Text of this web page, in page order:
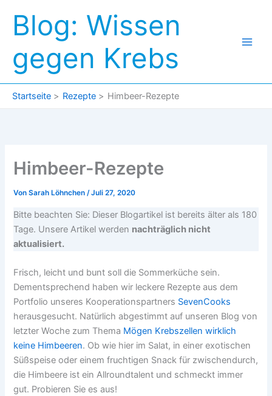
Inhalt
springen
Blog: Wissen
gegen Krebs
Startseite Rezepte Himbeer-Rezepte
Himbeer-Rezepte
VonSarah Löhnchen/Juli 27, 2020
Bitte beachten Sie: Dieser Blogartikel ist bereits älter als 180
Tage. Unsere Artikel werden nachträglich nicht
aktualisiert.
Frisch, leicht und bunt soll die Sommerküche sein.
Dementsprechend haben wir leckere Rezepte aus dem
Portfolio unseres Kooperationspartners SevenCooks
herausgesucht. Natürlich abgestimmt auf unseren Blog von
letzter Woche zum Thema Mögen Krebszellen wirklich
keine Himbeeren. Ob wie hier im Salat, in einer exotischen
Süßspeise oder einem fruchtigen Snack für zwischendurch,
die Himbeere ist ein Allroundtalent und schmeckt immer
gut. Probieren Sie es aus!